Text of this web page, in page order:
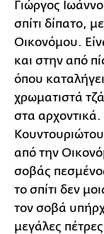
Γιώργος
σπίτι δίπατο,
Οικονόμου.
και στην από
όπου
χρωματιστά
στα αρχοντικά.
από την
σοβάς
το σπίτι δεν
τον σοβά
μεγάλες